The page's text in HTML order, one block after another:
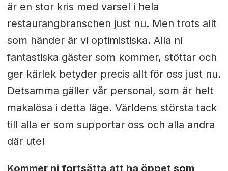
är en stor kris med varsel i hela
restaurangbranschen just nu. Men trots allt
som händer är vi optimistiska. Alla ni
fantastiska gäster som kommer, stöttar och
ger kärlek betyder precis allt för oss just nu.
Detsamma gäller vår personal, som är helt
makalösa i detta läge. Världens största tack
till alla er som supportar oss och alla andra
där ute!
Kommer ni fortsätta att ha öppet som